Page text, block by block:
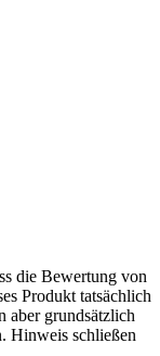
die Bewertung von
Produkt tatsächlich
aber grundsätzlich
Hinweis schließen